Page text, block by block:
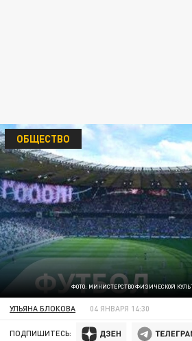
ФОТО: МИНИСТЕРСТВО ФИЗИЧЕСКОЙ
ОБЩЕСТВО
УЛЬЯНА БЛОКОВА 04 ЯНВАРЯ 14:30
ПОДПИШИТЕСЬ: